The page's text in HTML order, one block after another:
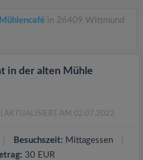
Mühlencafé in 26409 Wittmund
in der alten Mühle
| AKTUALISIERT AM 02.07.2022
Besuchszeit: Mittagessen
30 EUR